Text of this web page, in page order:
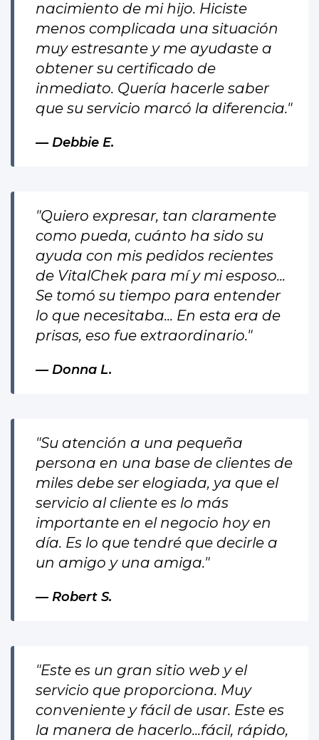
nacimiento de mi hijo. Hiciste
menos complicada una situación
muy estresante y me ayudaste a
obtener su certificado de
inmediato. Quería hacerle saber
que su servicio marcó la diferencia."
Debbie E.
"Quiero expresar, tan claramente
como pueda, cuánto ha sido su
ayuda con mis pedidos recientes
de VitalChek para mí y mi esposo...
Se tomó su tiempo para entender
lo que necesitaba... En esta era de
prisas, eso fue extraordinario."
Donna L.
"Su atención a una pequeña
persona en una base de clientes de
miles debe ser elogiada, ya que el
servicio al cliente es lo más
importante en el negocio hoy en
día. Es lo que tendré que decirle a
un amigo y una amiga."
Robert S.
"Este es un gran sitio web y el
servicio que proporciona. Muy
conveniente y fácil de usar. Este es
la manera de hacerlo...fácil, rápido,